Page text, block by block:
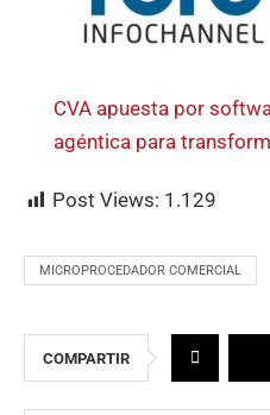
CVA apuesta por
agéntica para
Post Views: 1.129
MICROPROCEDADOR COMERCIAL
COMPARTIR